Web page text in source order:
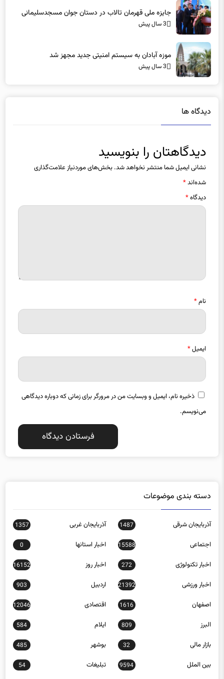
جایزه ملی قهرمان تالاب در دستان جوان مسجدسلیمانی
3 سال پیش
موزه آبادان به سیستم امنیتی جدید مجهز شد
3 سال پیش
دیدگاه ها
دیدگاهتان را بنویسید
نشانی ایمیل شما منتشر نخواهد شد. بخش‌های موردنیاز علامت‌گذاری
شده‌اند*
دیدگاه*
نام*
ایمیل*
ذخیره نام، ایمیل و وبسایت من در مرورگر برای زمانی که دوباره دیدگاهی
می‌نویسم.
دسته بندی موضوعات
آذربایجان شرقی 1487 آذربایجان غربی 1357
اجتماعی 15588 اخبار استانها 0
اخبار تکنولوژی 272 اخبار روز 16152
اخبار ورزشی 21392 اردبیل 903
اصفهان 1616 اقتصادی 12046
البرز 809 ایلام 584
بازار مالی 32 بوشهر 485
بین الملل 9594 تبلیغات 54